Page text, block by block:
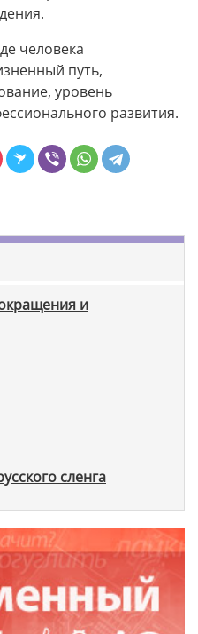
человека
путь,
уровень
развития.
и
сленга